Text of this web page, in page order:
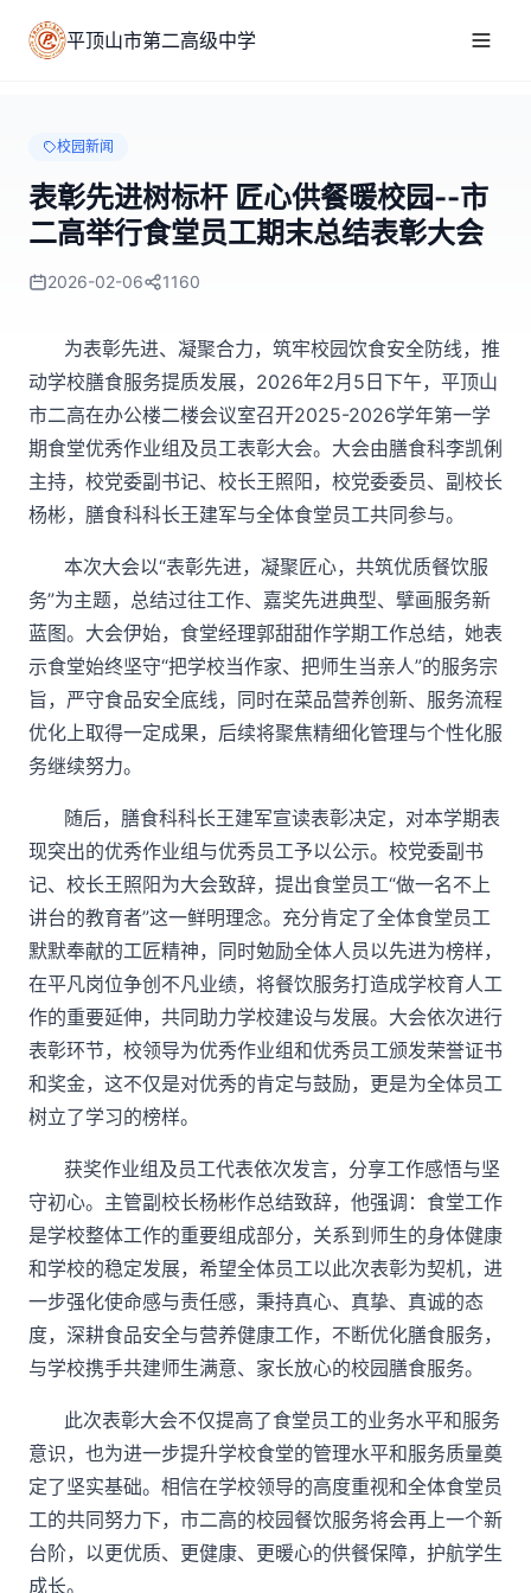
平顶山市第二高级中学
校园新闻
表彰先进树标杆 匠心供餐暖校园--市
二高举行食堂员工期末总结表彰大会
2026-02-06 1160
为表彰先进、凝聚合力，筑牢校园饮食安全防线，推
动学校膳食服务提质发展， 2026年2月5日下午，平顶山
市二高在办公楼二楼会议室召开2025-2026学年第一学
期食堂优秀作业组及员工表彰大会。大会由膳食科李凯俐
主持，校党委副书记、校长王照阳，校党委委员、副校长
杨彬，膳食科科长王建军与全体食堂员工共同参与。
本次大会以“表彰先进，凝聚匠心，共筑优质餐饮服
务”为主题，总结过往工作、嘉奖先进典型、擘画服务新
蓝图。大会伊始，食堂经理郭甜甜作学期工作总结，她表
示食堂始终坚守“把学校当作家、把师生当亲人”的服务宗
旨，严守食品安全底线，同时在菜品营养创新、服务流程
优化上取得一定成果，后续将聚焦精细化管理与个性化服
务继续努力。
随后，膳食科科长王建军宣读表彰决定，对本学期表
现突出的优秀作业组与优秀员工予以公示。校党委副书
记、校长王照阳为大会致辞，提出食堂员工“做一名不上
讲台的教育者”这一鲜明理念。充分肯定了全体食堂员工
默默奉献的工匠精神，同时勉励全体人员以先进为榜样，
在平凡岗位争创不凡业绩，将餐饮服务打造成学校育人工
作的重要延伸，共同助力学校建设与发展。大会依次进行
表彰环节，校领导为优秀作业组和优秀员工颁发荣誉证书
和奖金，这不仅是对优秀的肯定与鼓励，更是为全体员工
树立了学习的榜样。
获奖作业组及员工代表依次发言，分享工作感悟与坚
守初心。主管副校长杨彬作总结致辞，他强调：食堂工作
是学校整体工作的重要组成部分，关系到师生的身体健康
和学校的稳定发展，希望全体员工以此次表彰为契机，进
一步强化使命感与责任感，秉持真心、真挚、真诚的态
度，深耕食品安全与营养健康工作，不断优化膳食服务，
与学校携手共建师生满意、家长放心的校园膳食服务。
此次表彰大会不仅提高了食堂员工的业务水平和服务
意识，也为进一步提升学校食堂的管理水平和服务质量奠
定了坚实基础。相信在学校领导的高度重视和全体食堂员
工的共同努力下，市二高的校园餐饮服务将会再上一个新
台阶，以更优质、更健康、更暖心的供餐保障，护航学生
成长。